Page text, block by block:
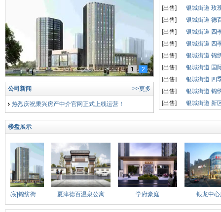
夏津出售二手房 1 2
公司新闻 >>更多
热烈庆祝秉兴房产中介官网正式上线运营！
[出售]
银城街道 玫
[出售]
银城街道 德
[出售]
银城街道 四
[出售]
银城街道 四
[出售]
银城街道 锦
[出售]
银城街道 国
[出售]
银城街道 四
[出售]
银城街道 锦
[出售]
银城街道 新
楼盘展示
宸|锦纺街 夏津德百温泉公寓 学府豪庭 银龙中心